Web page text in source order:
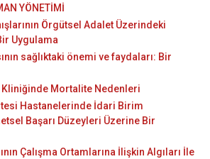
YÖNETİMİ
Örgütsel Adalet Üzerindeki
Uygulama
sağlıktaki önemi ve faydaları: Bir
Kliniğinde Mortalite Nedenleri
Hastanelerinde İdari Birim
Başarı Düzeyleri Üzerine Bir
Çalışma Ortamlarına İlişkin Algıları İle